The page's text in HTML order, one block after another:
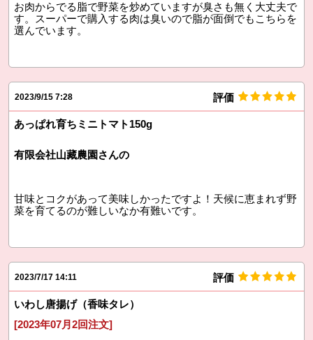
お肉からでる脂で野菜を炒めていますが臭さも無く大丈夫で
す。スーパーで購入する肉は臭いので脂が面倒でもこちらを
選んでいます。
2023/9/15 7:28 評価
あっぱれ育ちミニトマト150g
有限会社山藏農園さんの
甘味とコクがあって美味しかったですよ！天候に恵まれず野
菜を育てるのが難しいなか有難いです。
2023/7/17 14:11 評価
いわし唐揚げ（香味タレ）
[2023年07月2回注文]